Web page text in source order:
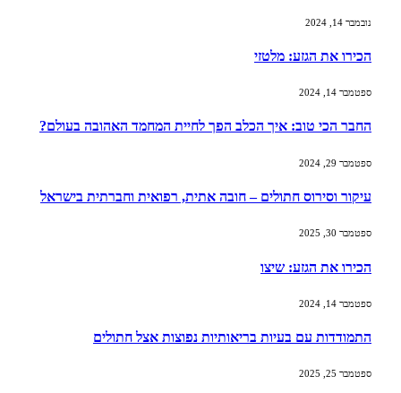
נובמבר 14, 2024
הכירו את הגזע: מלטזי
ספטמבר 14, 2024
החבר הכי טוב: איך הכלב הפך לחיית המחמד האהובה בעולם?
ספטמבר 29, 2024
עיקור וסירוס חתולים – חובה אתית, רפואית וחברתית בישראל
ספטמבר 30, 2025
הכירו את הגזע: שיצו
ספטמבר 14, 2024
התמודדות עם בעיות בריאותיות נפוצות אצל חתולים
ספטמבר 25, 2025